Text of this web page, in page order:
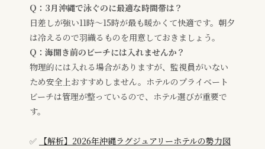
Q：3月沖縄で泳ぐのに最適な時間帯は？
日差しが強い11時〜15時が最も暖かくて快適です。朝夕
は冷えるので羽織るものを用意しておきましょう。
Q：海開き前のビーチには入れませんか？
物理的には入れる場合がありますが、監視員がいない
ため安全上おすすめしません。ホテルのプライベート
ビーチは管理が整っているので、ホテル選びが重要で
す。
✅ 【解析】2026年沖縄ラグジュアリーホテルの勢力図